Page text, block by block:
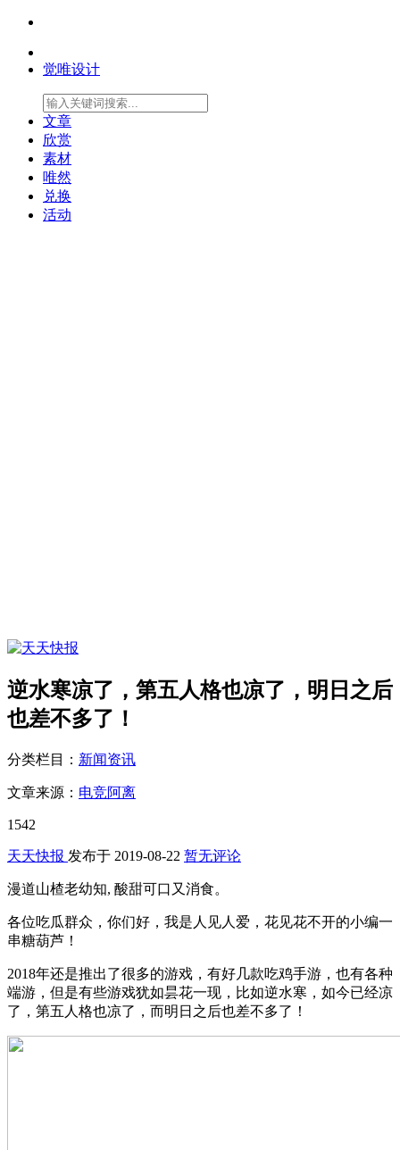
觉唯设计
文章
欣赏
素材
唯然
兑换
活动
逆水寒凉了，第五人格也凉了，明日之后
也差不多了！
分类栏目： 新闻资讯
文章来源： 电竞阿离
1542
天天快报 发布于 2019-08-22 暂无评论
漫道山楂老幼知, 酸甜可口又消食。
各位吃瓜群众，你们好，我是人见人爱，花见花不开的小编一
串糖葫芦！
2018年还是推出了很多的游戏，有好几款吃鸡手游，也有各种
端游，但是有些游戏犹如昙花一现，比如逆水寒，如今已经凉
了，第五人格也凉了，而明日之后也差不多了！